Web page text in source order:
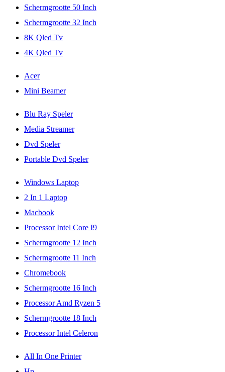
Schermgrootte 50 Inch
Schermgrootte 32 Inch
8K Qled Tv
4K Qled Tv
Acer
Mini Beamer
Blu Ray Speler
Media Streamer
Dvd Speler
Portable Dvd Speler
Windows Laptop
2 In 1 Laptop
Macbook
Processor Intel Core I9
Schermgrootte 12 Inch
Schermgrootte 11 Inch
Chromebook
Schermgrootte 16 Inch
Processor Amd Ryzen 5
Schermgrootte 18 Inch
Processor Intel Celeron
All In One Printer